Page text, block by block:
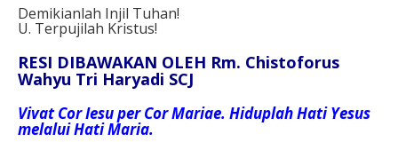
Demikianlah Injil Tuhan!
U. Terpujilah Kristus!
RESI DIBAWAKAN OLEH Rm. Chistoforus
Wahyu Tri Haryadi SCJ
Vivat Cor Iesu per Cor Mariae. Hiduplah Hati Yesus
melalui Hati Maria.